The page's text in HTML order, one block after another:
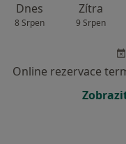
Dnes
8 Srpen
Zítra
9 Srpen
Online rezervace